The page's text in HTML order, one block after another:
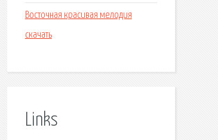
Восточная красивая мелодия
скачать
Links